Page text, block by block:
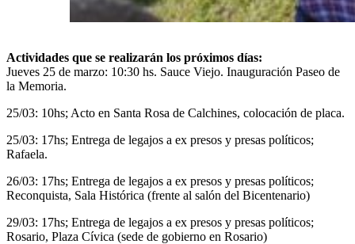
Actividades que se realizarán los próximos días:
Jueves 25 de marzo: 10:30 hs. Sauce Viejo. Inauguración Paseo de
la Memoria.
25/03: 10hs; Acto en Santa Rosa de Calchines, colocación de placa.
25/03: 17hs; Entrega de legajos a ex presos y presas políticos;
Rafaela.
26/03: 17hs; Entrega de legajos a ex presos y presas políticos;
Reconquista, Sala Histórica (frente al salón del Bicentenario)
29/03: 17hs; Entrega de legajos a ex presos y presas políticos;
Rosario, Plaza Cívica (sede de gobierno en Rosario)